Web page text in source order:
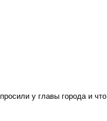
у главы города и